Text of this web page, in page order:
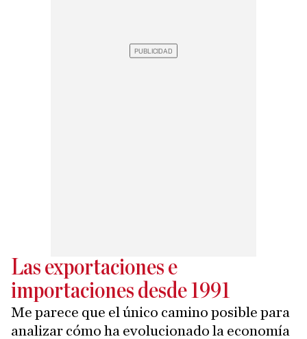
Las exportaciones e
importaciones desde 1991
Me parece que el único camino posible para
analizar cómo ha evolucionado la economía